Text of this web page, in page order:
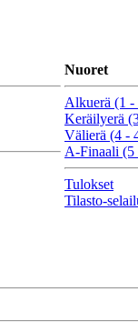
Nuoret
Alkuerä (1 -
Keräilyerä
Välierä (4 -
A-Finaali (5
Tulokset
Tilasto-